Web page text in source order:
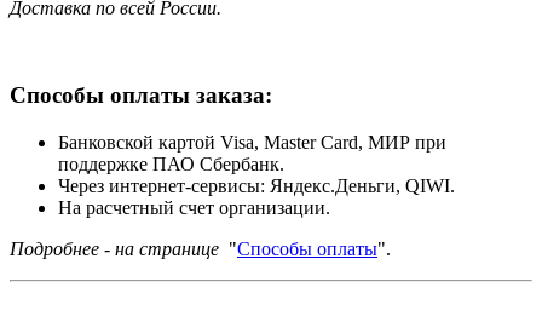
Доставка по всей России.
Способы оплаты заказа:
Банковской картой Visa, Master Card, МИР при
поддержке ПАО Сбербанк.
Через интернет-сервисы: Яндекс.Деньги, QIWI.
На расчетный счет организации.
Подробнее - на странице "Способы оплаты".